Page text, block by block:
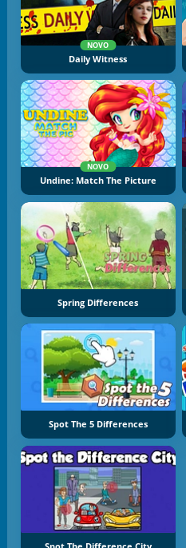
NOVO
Daily Witness
NOVO
Undine: Match The Picture
Spring Differences
Spot The 5 Differences